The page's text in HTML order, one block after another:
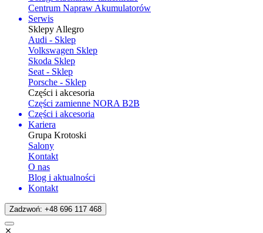
Centrum Napraw Akumulatorów
Serwis
Sklepy Allegro
Audi - Sklep
Volkswagen Sklep
Skoda Sklep
Seat - Sklep
Porsche - Sklep
Części i akcesoria
Części zamienne NORA B2B
Części i akcesoria
Kariera
Grupa Krotoski
Salony
Kontakt
O nas
Blog i aktualności
Kontakt
Zadzwoń: +48 696 117 468